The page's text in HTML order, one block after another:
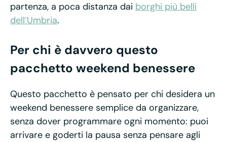
partenza, a poca distanza dai borghi più belli
dell’Umbria.
Per chi è davvero questo
pacchetto weekend benessere
Questo pacchetto è pensato per chi desidera un
weekend benessere semplice da organizzare,
senza dover programmare ogni momento: puoi
arrivare e goderti la pausa senza pensare agli